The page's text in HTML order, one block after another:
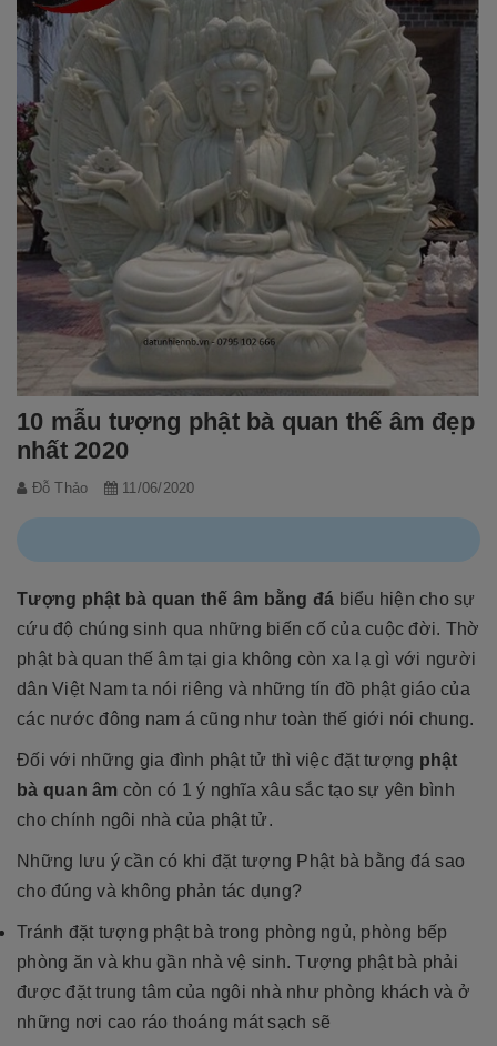
10 mẫu tượng phật bà quan thế âm đẹp
nhất 2020
Đỗ Thảo 11/06/2020
Tượng phật bà quan thế âm bằng đá biểu hiện cho sự
cứu độ chúng sinh qua những biến cố của cuộc đời. Thờ
phật bà quan thế âm tại gia không còn xa lạ gì với người
dân Việt Nam ta nói riêng và những tín đồ phật giáo của
các nước đông nam á cũng như toàn thế giới nói chung.
Đối với những gia đình phật tử thì việc đặt tượng phật
bà quan âm còn có 1 ý nghĩa xâu sắc tạo sự yên bình
cho chính ngôi nhà của phật tử.
Những lưu ý cần có khi đặt tượng Phật bà bằng đá sao
cho đúng và không phản tác dụng?
Tránh đặt tượng phật bà trong phòng ngủ, phòng bếp
phòng ăn và khu gần nhà vệ sinh. Tượng phật bà phải
được đặt trung tâm của ngôi nhà như phòng khách và ở
những nơi cao ráo thoáng mát sạch sẽ